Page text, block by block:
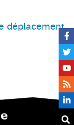
déplacement